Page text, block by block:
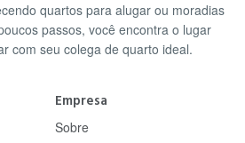
quartos para alugar ou moradias
passos, você encontra o lugar
com seu colega de quarto ideal.
Empresa
Sobre